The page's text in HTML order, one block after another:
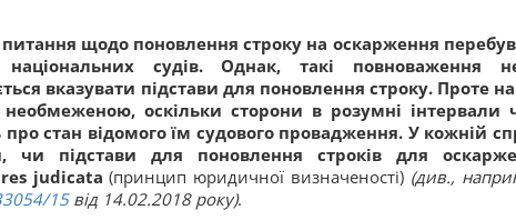
щодо поновлення строку на оскарження
судів. Однак, такі повноваження
вказувати підстави для поновлення строку. Проте
оскільки сторони в розумні інтервали
стан відомого їм судового провадження. У кожній
чи підстави для поновлення строків для
res judicata (принцип юридичної визначеності) (див.,
15від 14.02.2018 року).